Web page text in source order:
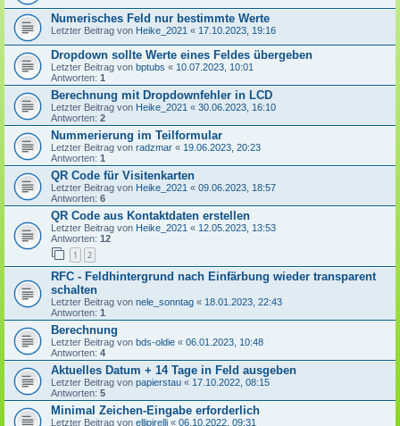
Numerisches Feld nur bestimmte Werte
Letzter Beitrag von Heike_2021 « 17.10.2023, 19:16
Dropdown sollte Werte eines Feldes übergeben
Letzter Beitrag von bptubs « 10.07.2023, 10:01
Antworten: 1
Berechnung mit Dropdownfehler in LCD
Letzter Beitrag von Heike_2021 « 30.06.2023, 16:10
Antworten: 2
Nummerierung im Teilformular
Letzter Beitrag von radzmar « 19.06.2023, 20:23
Antworten: 1
QR Code für Visitenkarten
Letzter Beitrag von Heike_2021 « 09.06.2023, 18:57
Antworten: 6
QR Code aus Kontaktdaten erstellen
Letzter Beitrag von Heike_2021 « 12.05.2023, 13:53
Antworten: 12
1 2
RFC - Feldhintergrund nach Einfärbung wieder transparent
schalten
Letzter Beitrag von nele_sonntag « 18.01.2023, 22:43
Antworten: 1
Berechnung
Letzter Beitrag von bds-oldie « 06.01.2023, 10:48
Antworten: 4
Aktuelles Datum + 14 Tage in Feld ausgeben
Letzter Beitrag von papierstau « 17.10.2022, 08:15
Antworten: 5
Minimal Zeichen-Eingabe erforderlich
Letzter Beitrag von ellipirelli « 06.10.2022, 09:31